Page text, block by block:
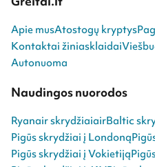
Apie musAtostogų kryptys
Kontaktai žiniasklaidai
Autonuoma
Naudingos nuorodos
Ryanair skrydžiaiairBaltic
Pigūs skrydžiai į Londoną
Pigūs skrydžiai į Vokietiją